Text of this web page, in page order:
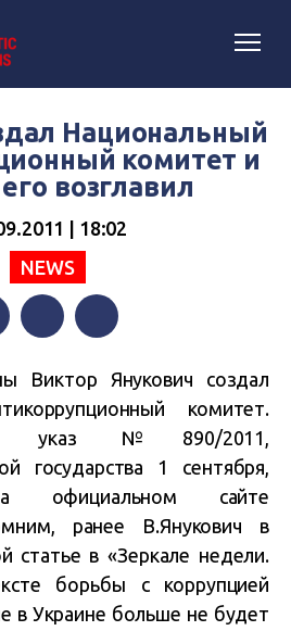
Национальный
комитет и
возглавил
| 18:02
NEWS
Виктор Янукович создал
комитет.
указ №890/2011,
государства 1 сентября,
официальном сайте
ранее В.Янукович в
статье в «Зеркале недели.
борьбы с коррупцией
в Украине больше не будет